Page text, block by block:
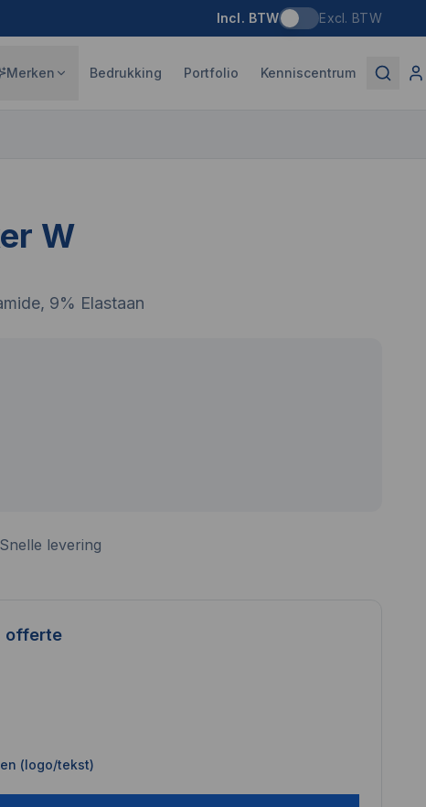
Incl. BTW Excl. BTW
Merken Bedrukking Portfolio Kenniscentrum
W
9% Elastaan
Snelle levering
offerte
(logo/tekst)